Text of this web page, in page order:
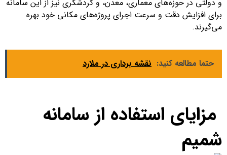
و دولتی در حوزه‌های معماری، معدن، و گردشگری نیز از این سامانه
برای افزایش دقت و سرعت اجرای پروژه‌های مکانی خود بهره
می‌گیرند.
حتما مطالعه کنید: نقشه برداری در ملارد
مزایای استفاده از سامانه
شمیم